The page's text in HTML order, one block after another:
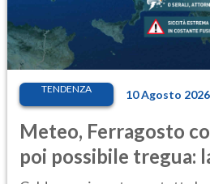
TENDENZA 10 Agosto 2026
Meteo, Ferragosto
poi possibile tregua: